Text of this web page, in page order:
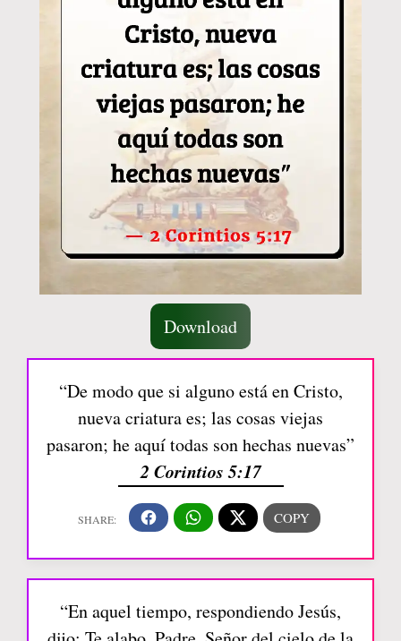
Download
“De modo que si alguno está en Cristo,
nueva criatura es; las cosas viejas
pasaron; he aquí todas son hechas nuevas”
2 Corintios 5:17
“En aquel tiempo, respondiendo Jesús,